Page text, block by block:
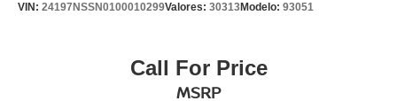
VIN: 24197NSSN0100010299Valores: 30313Modelo: 93051
Call For Price
MSRP